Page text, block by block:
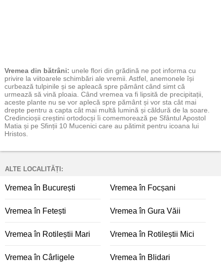
Vremea din bătrâni: unele flori din grădină ne pot informa cu
privire la viitoarele schimbări ale vremii. Astfel, anemonele își
curbează tulpinile și se apleacă spre pământ când simt că
urmează să vină ploaia. Când vremea va fi lipsită de precipitații,
aceste plante nu se vor aplecă spre pământ și vor sta cât mai
drepte pentru a capta cât mai multă lumină și căldură de la soare.
Credincioșii creștini ortodocși îi comemorează pe Sfântul Apostol
Matia și pe Sfinții 10 Mucenici care au pătimit pentru icoana lui
Hristos.
ALTE LOCALITĂȚI:
Vremea în București Vremea în Focșani
Vremea în Fetești Vremea în Gura Văii
Vremea în Rotileștii Mari Vremea în Rotileștii Mici
Vremea în Cârligele Vremea în Blidari